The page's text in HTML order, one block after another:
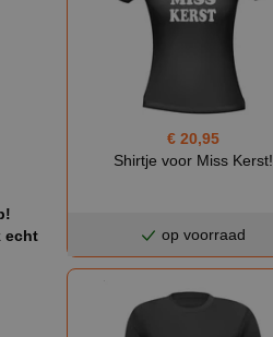
echt
€ 20,95
Shirtje voor Miss Kerst!
op voorraad